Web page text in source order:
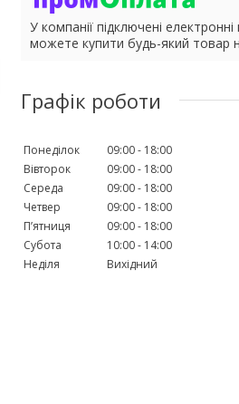
У компанії підключені
можете купити будь-який товар
Графік роботи
Понеділок 09:00
18:00
Вівторок
09:00
18:00
Середа
09:00
18:00
Четвер
09:00
18:00
Пʼятниця
09:00
18:00
Субота
10:00
14:00
Неділя
Вихідний